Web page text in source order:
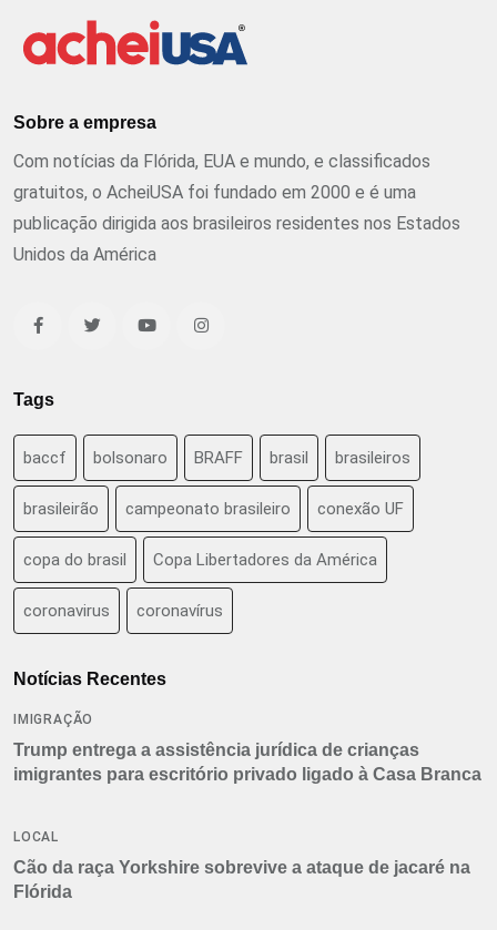
Sobre a empresa
Com notícias da Flórida, EUA e mundo, e classificados
gratuitos, o AcheiUSA foi fundado em 2000 e é uma
publicação dirigida aos brasileiros residentes nos Estados
Unidos da América
Tags
baccf bolsonaro BRAFF brasil brasileiros
brasileirão campeonato brasileiro conexão UF
copa do brasil Copa Libertadores da América
coronavirus coronavírus
Notícias Recentes
IMIGRAÇÃO
Trump entrega a assistência jurídica de crianças
imigrantes para escritório privado ligado à Casa Branca
LOCAL
Cão da raça Yorkshire sobrevive a ataque de jacaré na
Flórida